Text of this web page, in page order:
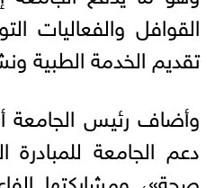
القوافل والفعاليات
تقديم الخدمة الطبية
وأضاف رئيس الجامعة
صحة»، ومشاركتها